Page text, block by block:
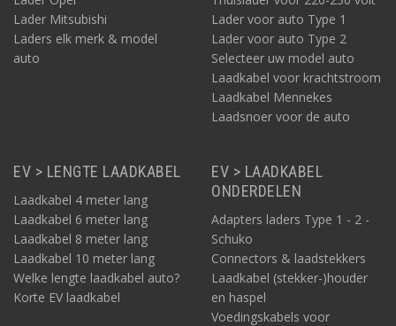
Lader Mitsubishi
Laders elk merk & model
auto
Lader voor auto Type 1
Lader voor auto Type 2
Selecteer uw model auto
Laadkabel voor krachtstroom
Laadkabel Mennekes
Laadsnoer voor de auto
EV > LENGTE LAADKABEL
Laadkabel 4 meter lang
Laadkabel 6 meter lang
Laadkabel 8 meter lang
Laadkabel 10 meter lang
Welke lengte laadkabel auto?
Korte EV laadkabel
EV > LAADKABEL
ONDERDELEN
Adapters laders Type 1 - 2 -
Schuko
Connectors & laadstekkers
Laadkabel (stekker-)houder
en haspel
Voedingskabels voor